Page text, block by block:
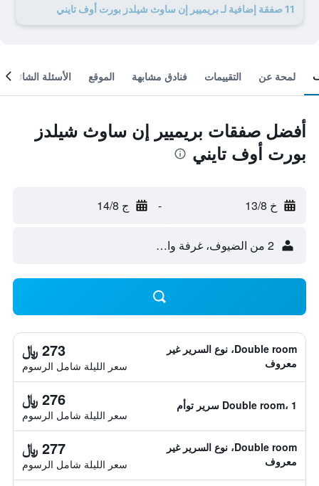
11 صفقة إضافية لـ بريميير إن ساوث شيلدز بورت أوف تايني
لمحة عن التقييمات فنادق مشابهة الموقع الأسئلة الشائعة
أفضل صفقات بريميير إن ساوث شيلدز
بورت أوف تايني
خ 13/8 - ج 14/8
2 من الضيوف، غرفة واحدة
Double room، نوع السرير غير
معروف
273 ﷼
سعر الليلة شامل الرسوم
Double room، 1 سرير توأم 276 ﷼
سعر الليلة شامل الرسوم
Double room، نوع السرير غير
معروف
277 ﷼
سعر الليلة شامل الرسوم